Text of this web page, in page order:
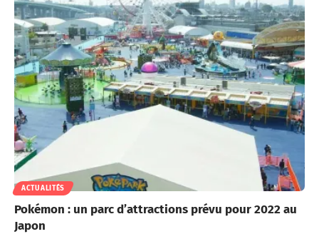
ACTUALITÉS
Pokémon : un parc d’attractions prévu pour 2022 au
Japon